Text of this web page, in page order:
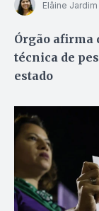
Elâine Jardim
Órgão afirma
técnica de
estado